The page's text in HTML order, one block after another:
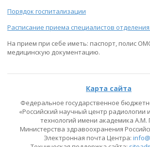
Порядок госпитализации
Расписание приема специалистов
На прием при себе иметь: паспорт, полис
медицинскую документацию.
Карта сайта
Федеральное государственное
«Российский научный центр радиологии
технологий имени академика А.М.
Министерства здравоохранения
Электронная почта Центра: